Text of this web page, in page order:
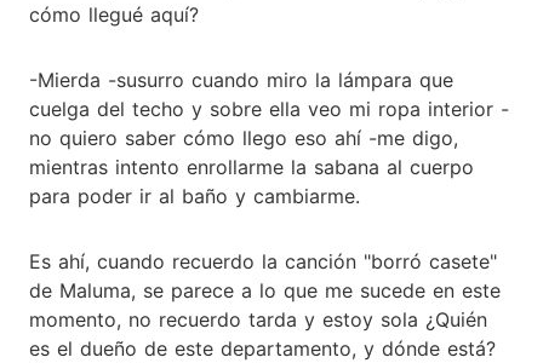
cómo llegué aquí?
-Mierda -susurro cuando miro la lámpara que
cuelga del techo y sobre ella veo mi ropa interior -
no quiero saber cómo llego eso ahí -me digo,
mientras intento enrollarme la sabana al cuerpo
para poder ir al baño y cambiarme.
Es ahí, cuando recuerdo la canción "borró casete"
de Maluma, se parece a lo que me sucede en este
momento, no recuerdo tarda y estoy sola ¿Quién
es el dueño de este departamento, y dónde está?